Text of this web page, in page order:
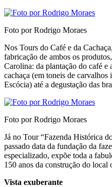
Foto por Rodrigo Moraes
Nos Tours do Café e da
fabricação de ambos os
Carolina: da plantação do café e
cachaça (em toneis de
Escócia) até a degustação das
Foto por Rodrigo Moraes
Já no Tour “Fazenda Histórica
passado data da fundação da
especializado, expõe toda a
150 anos da construção do local
Vista exuberante